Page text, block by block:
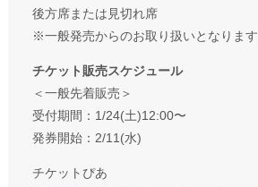
後方席または見切れ席
※一般発売からのお取り扱いとなります
チケット販売スケジュール
＜一般先着販売＞
受付期間：1/24(土)12:00〜
発券開始：2/11(水)
チケットぴあ